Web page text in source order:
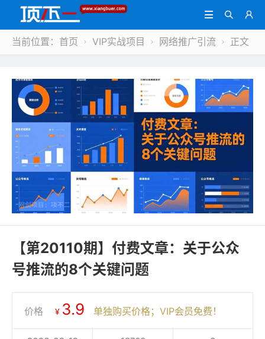



当前位置： 首页  VIP实战项目  网络推广引流  正文
【第20110期】付费文章：关于公众
号推流的8个关键问题
价格 ¥ 3.9 单独购买价格；VIP会员免费！